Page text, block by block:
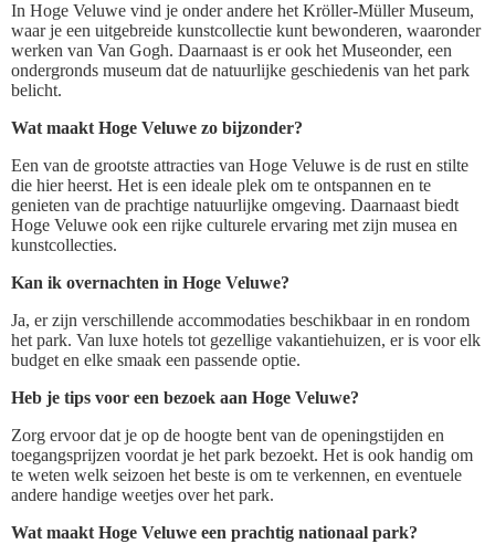
In Hoge Veluwe vind je onder andere het Kröller-Müller Museum,
waar je een uitgebreide kunstcollectie kunt bewonderen, waaronder
werken van Van Gogh. Daarnaast is er ook het Museonder, een
ondergronds museum dat de natuurlijke geschiedenis van het park
belicht.
Wat maakt Hoge Veluwe zo bijzonder?
Een van de grootste attracties van Hoge Veluwe is de rust en stilte
die hier heerst. Het is een ideale plek om te ontspannen en te
genieten van de prachtige natuurlijke omgeving. Daarnaast biedt
Hoge Veluwe ook een rijke culturele ervaring met zijn musea en
kunstcollecties.
Kan ik overnachten in Hoge Veluwe?
Ja, er zijn verschillende accommodaties beschikbaar in en rondom
het park. Van luxe hotels tot gezellige vakantiehuizen, er is voor elk
budget en elke smaak een passende optie.
Heb je tips voor een bezoek aan Hoge Veluwe?
Zorg ervoor dat je op de hoogte bent van de openingstijden en
toegangsprijzen voordat je het park bezoekt. Het is ook handig om
te weten welk seizoen het beste is om te verkennen, en eventuele
andere handige weetjes over het park.
Wat maakt Hoge Veluwe een prachtig nationaal park?